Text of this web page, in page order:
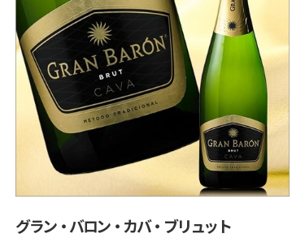
グラン・バロン・カバ・ブリュット